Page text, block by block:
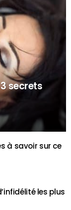
secrets
à savoir sur ce
les plus